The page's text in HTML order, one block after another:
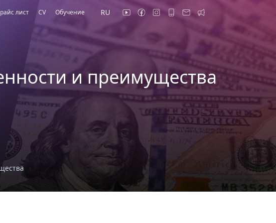
лист CV Обучение RU
и преимущества